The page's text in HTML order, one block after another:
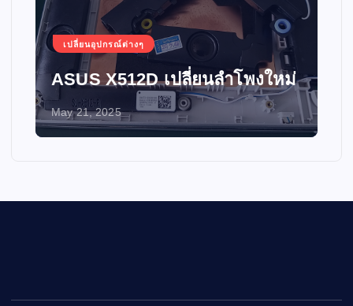
เปลี่ยนอุปกรณ์ต่างๆ
ASUS X512D เปลี่ยนลำโพงใหม่
May 21, 2025